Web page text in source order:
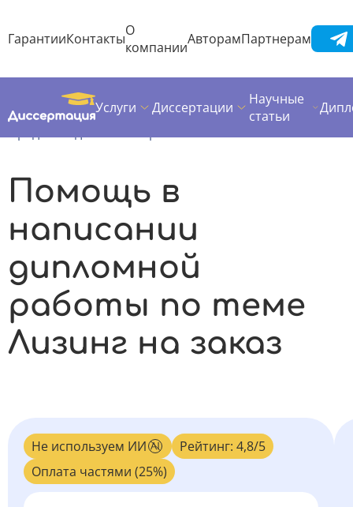
ГарантииКонтактыО
компанииАвторамПартнерам
Услуги Диссертации
Научные
статьи
ДиссертацияДипломная работа
Помощь в
написании
дипломной
работы по теме
Лизинг на заказ
Не используем ИИ
Рейтинг: 4,8/5
Оплата частями (25%)